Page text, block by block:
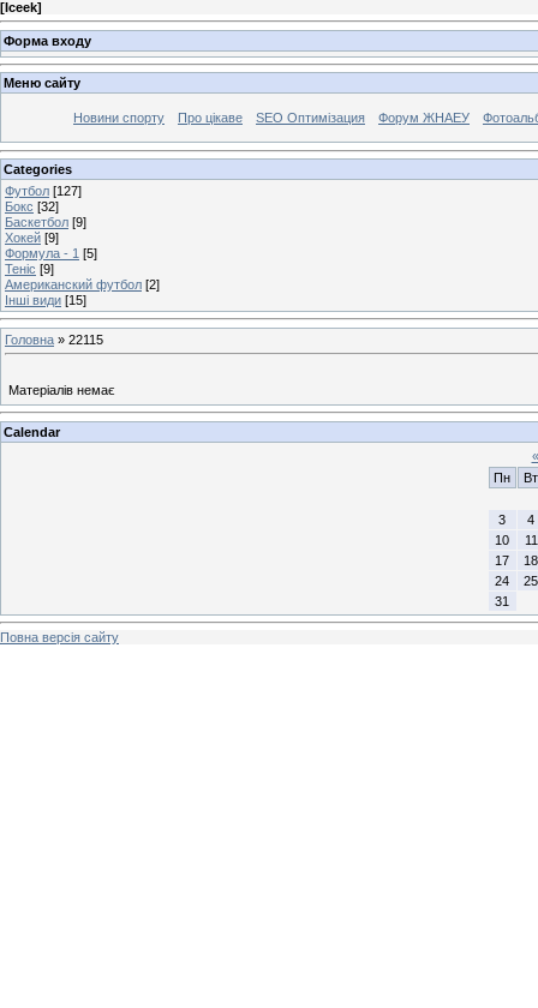
[Iceek]
Форма входу
Меню сайту
Новини спорту Про цікаве SEO Оптимізация Форум ЖНАЕУ
Categories
Футбол [127]
Бокс [32]
Баскетбол [9]
Хокей [9]
Формула - 1 [5]
Теніс [9]
Американский футбол [2]
Інші види [15]
Головна » 22115
Матеріалів немає
Calendar
«
Пн
Вт
3
4
10
11
17
18
24
25
31
Повна версія сайту